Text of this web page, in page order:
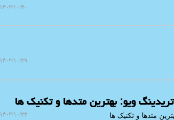
۱۴۰۲/۱۰/۳۰ ۱۶:۰۵:۰۷
۱۴۰۲/۱۰/۲۹ ۱۳:۴۵:۰۴
ویو: بهترین متدها و تکنیک ها
متدها و تکنیک ها ۱۴۰۲/۱۰/۲۳ ۱۳:۰۲:۴۹